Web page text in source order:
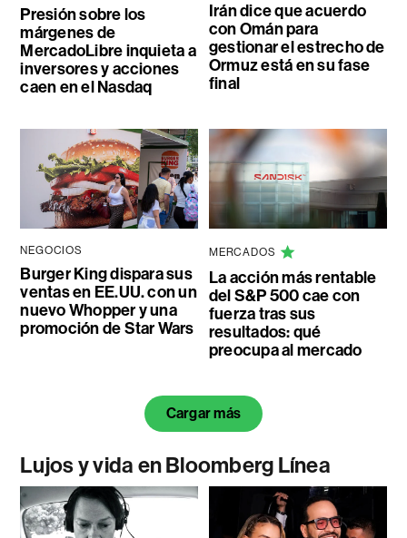
Presión sobre los
márgenes de
MercadoLibre inquieta a
inversores y acciones
caen en el Nasdaq
Irán dice que acuerdo
con Omán para
gestionar el estrecho de
Ormuz está en su fase
final
NEGOCIOS
Burger King dispara sus
ventas en EE.UU. con un
nuevo Whopper y una
promoción de Star Wars
MERCADOS
La acción más rentable
del S&P 500 cae con
fuerza tras sus
resultados: qué
preocupa al mercado
Cargar más
Lujos y vida en Bloomberg Línea